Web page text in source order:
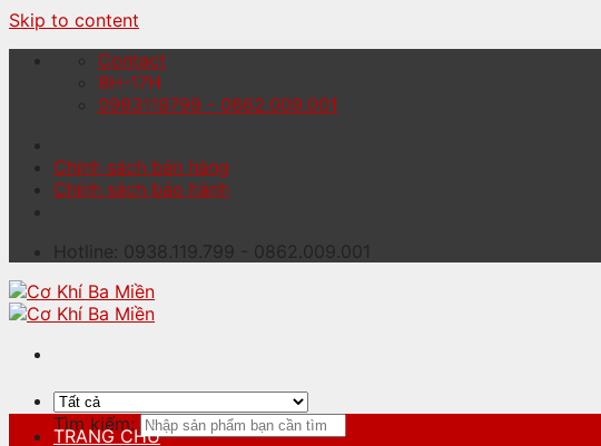
Skip to content
Contact
8H-17H
0983119799 - 0862.009.001
Chính sách bán hàng
Chính sách bảo hành
Hotline: 0938.119.799 - 0862.009.001
Tìm kiếm:
TRANG CHỦ